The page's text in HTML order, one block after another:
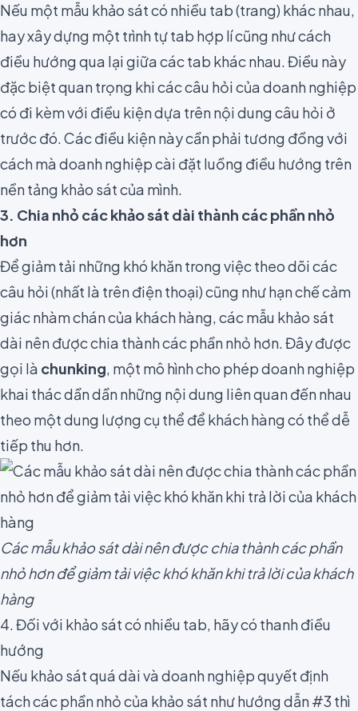
Nếu một mẫu khảo sát có nhiều tab (trang) khác nhau,
hayxây dựng một trình tự tab hợp lícũng như cách
điều hướng qua lại giữa các tab khác nhau. Điều này
đặc biệt quan trọng khi các câu hỏi của doanh nghiệp
có đi kèm với điều kiện dựa trên nội dung câu hỏi ở
trước đó. Các điều kiện này cần phải tương đồng với
cách mà doanh nghiệp cài đặt luồng điều hướng trên
nền tảng khảo sát của mình.
3. Chia nhỏ các khảo sát dài thành các phần nhỏ
hơn
Để giảm tải những khó khăn trong việc theo dõi các
câu hỏi (nhất là trên điện thoại) cũng như hạn chế cảm
giác nhàm chán của khách hàng, các mẫu khảo sát
dài nên được chia thành các phần nhỏ hơn. Đây được
gọi là chunking, một mô hình cho phép doanh nghiệp
khai thác dần dần những nội dung liên quan đến nhau
theo một dung lượng cụ thể để khách hàng có thể dễ
tiếp thu hơn.
Các mẫu khảo sát dài nên được chia thành các phần
nhỏ hơn để giảm tải việc khó khăn khi trả lời của khách
hàng
4. Đối với khảo sát có nhiều tab, hãy có thanh điều
hướng
Nếu khảo sát quá dài và doanh nghiệp quyết định
tách các phần nhỏ của khảo sát như hướng dẫn #3 thì